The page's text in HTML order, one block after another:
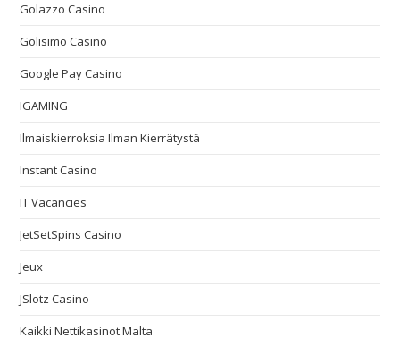
Golazzo Casino
Golisimo Casino
Google Pay Casino
IGAMING
Ilmaiskierroksia Ilman Kierrätystä
Instant Casino
IT Vacancies
JetSetSpins Casino
Jeux
JSlotz Casino
Kaikki Nettikasinot Malta